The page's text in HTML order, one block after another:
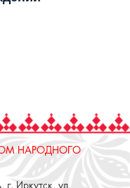
НАРОДНОГО
г. Иркутск, ул.